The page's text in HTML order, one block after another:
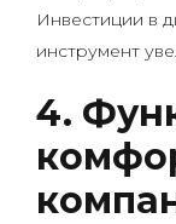
Инвестиции в
инструмент
4.